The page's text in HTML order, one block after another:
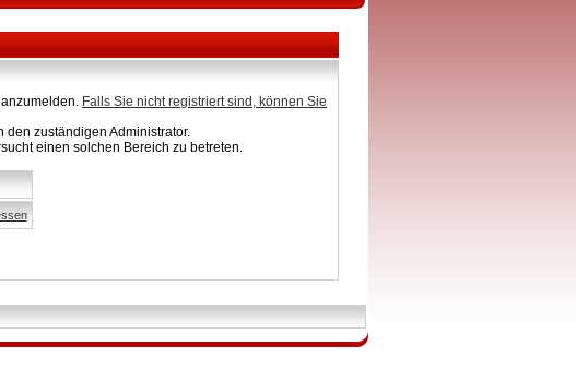
Falls Sie nicht registriert sind, können Sie
den zuständigen Administrator.
einen solchen Bereich zu betreten.